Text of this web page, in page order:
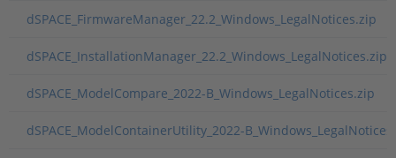
dSPACE_FirmwareManager_22.2_Windows_LegalNotices.zip
dSPACE_InstallationManager_22.2_Windows_LegalNotices.zip
dSPACE_ModelCompare_2022-B_Windows_LegalNotices.zip
dSPACE_ModelContainerUtility_2022-